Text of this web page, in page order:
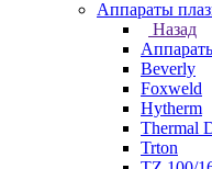
Аппараты
Назад
Beverly
Foxweld
Hytherm
Thermal
Trton